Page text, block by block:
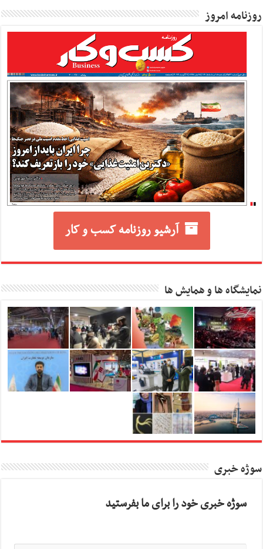
روزنامه امروز
آرشیو روزنامه کسب و کار
نمایشگاه ها و همایش ها
سوژه خبری
سوژه خبری خود را برای ما بفرستید